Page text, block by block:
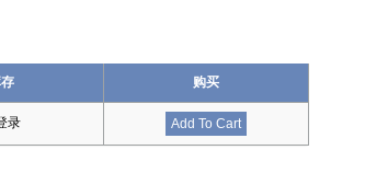
购买
录 Add To Cart